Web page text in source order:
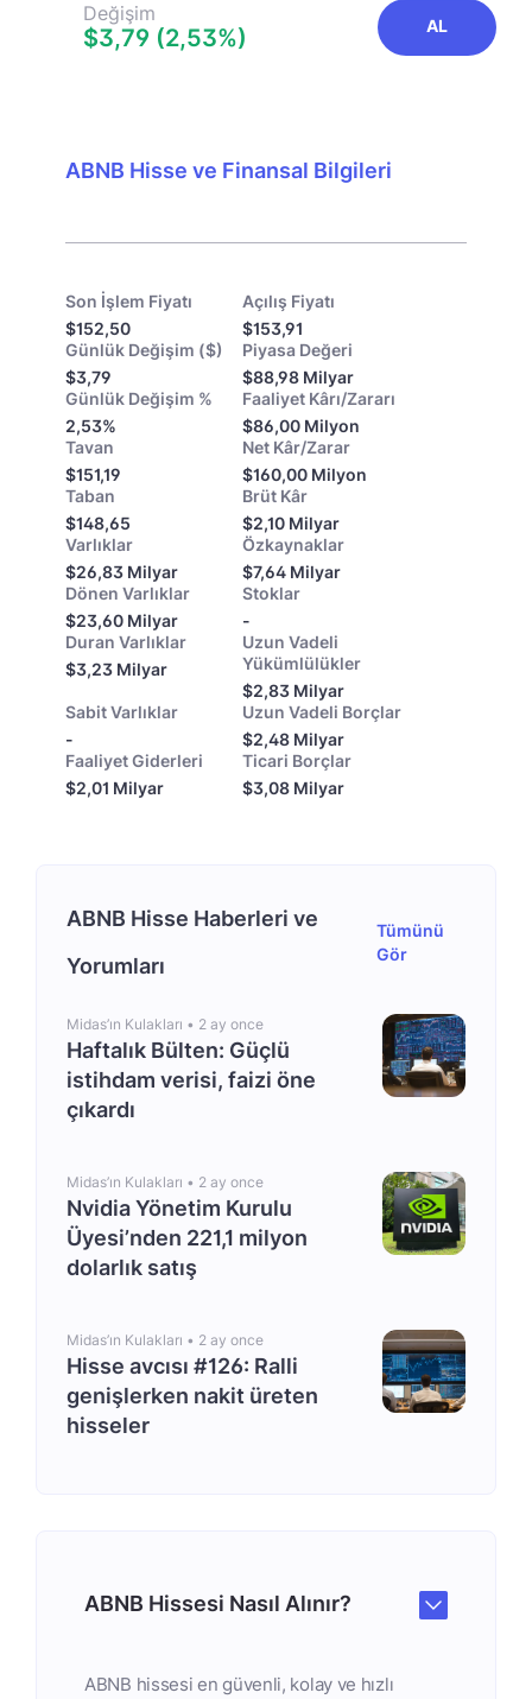
Değişim
$3,79 (2,53%) AL
ABNB Hisse ve Finansal Bilgileri
Son İşlem Fiyatı
$152,50
Açılış Fiyatı
$153,91
Günlük Değişim ($)
$3,79
Piyasa Değeri
$88,98 Milyar
Günlük Değişim %
2,53%
Faaliyet Kârı/Zararı
$86,00 Milyon
Tavan
$151,19
Net Kâr/Zarar
$160,00 Milyon
Taban
$148,65
Brüt Kâr
$2,10 Milyar
Varlıklar
$26,83 Milyar
Özkaynaklar
$7,64 Milyar
Dönen Varlıklar
$23,60 Milyar
Stoklar
-
Duran Varlıklar
$3,23 Milyar
Uzun Vadeli
Yükümlülükler
$2,83 Milyar
Sabit Varlıklar
-
Uzun Vadeli Borçlar
$2,48 Milyar
Faaliyet Giderleri
$2,01 Milyar
Ticari Borçlar
$3,08 Milyar
ABNB Hisse Haberleri ve
Yorumları
Tümünü
Gör
Midas’ın Kulakları • 2 ay once
Haftalık Bülten: Güçlü
istihdam verisi, faizi öne
çıkardı
Midas’ın Kulakları • 2 ay once
Nvidia Yönetim Kurulu
Üyesi’nden 221,1 milyon
dolarlık satış
Midas’ın Kulakları • 2 ay once
Hisse avcısı #126: Ralli
genişlerken nakit üreten
hisseler
ABNB Hissesi Nasıl Alınır?
ABNB hissesi en güvenli, kolay ve hızlı